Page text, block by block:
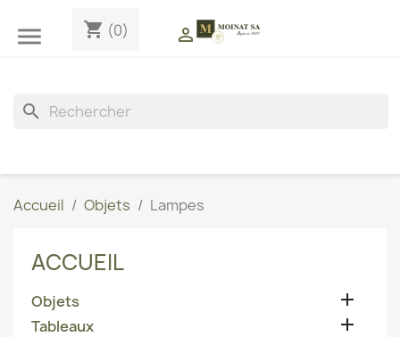
 shopping_cart (0) 
search
Accueil Objets Lampes
ACCUEIL
Objets 
Tableaux 